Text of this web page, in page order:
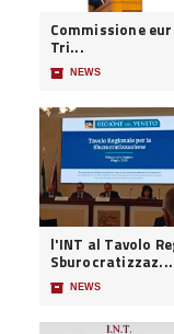
Commissione
Tri...
📦 NEWS
l'INT al Tavolo
Sburocratizzaz...
📦 NEWS